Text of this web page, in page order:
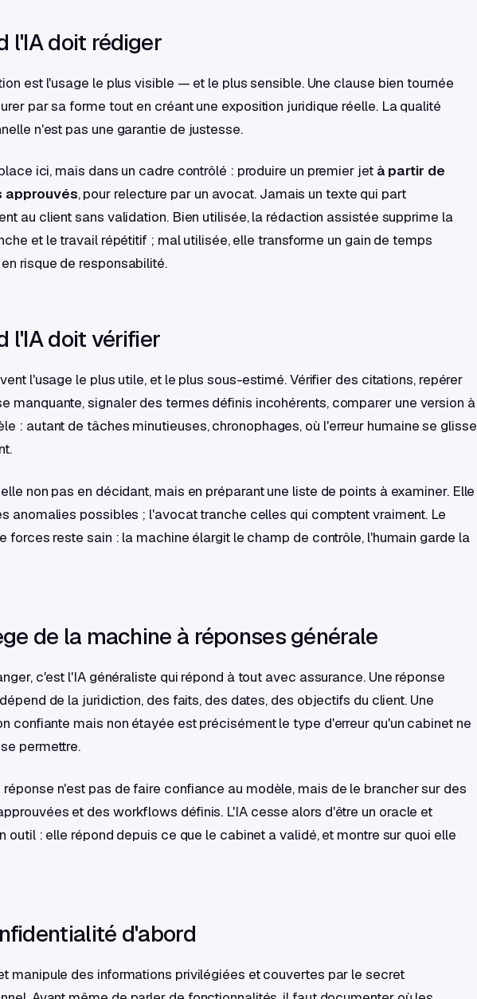
l'IA doit rédiger
est l'usage le plus visible — et le plus sensible. Une clause bien tournée
par sa forme tout en créant une exposition juridique réelle. La qualité
n'est pas une garantie de justesse.
ici, mais dans un cadre contrôlé : produire un premier jet à partir de
approuvés, pour relecture par un avocat. Jamais un texte qui part
au client sans validation. Bien utilisée, la rédaction assistée supprime la
et le travail répétitif ; mal utilisée, elle transforme un gain de temps
risque de responsabilité.
l'IA doit vérifier
l'usage le plus utile, et le plus sous-estimé. Vérifier des citations, repérer
manquante, signaler des termes définis incohérents, comparer une version à
: autant de tâches minutieuses, chronophages, où l'erreur humaine se glisse
non pas en décidant, mais en préparant une liste de points à examiner. Elle
anomalies possibles ; l'avocat tranche celles qui comptent vraiment. Le
forces reste sain : la machine élargit le champ de contrôle, l'humain garde la
de la machine à réponses générale
c'est l'IA généraliste qui répond à tout avec assurance. Une réponse
de la juridiction, des faits, des dates, des objectifs du client. Une
confiante mais non étayée est précisément le type d'erreur qu'un cabinet ne
permettre.
réponse n'est pas de faire confiance au modèle, mais de le brancher sur des
et des workflows définis. L'IA cesse alors d'être un oracle et
outil : elle répond depuis ce que le cabinet a validé, et montre sur quoi elle
d'abord
manipule des informations privilégiées et couvertes par le secret